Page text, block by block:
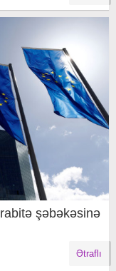
şəbəkəsinə
Ətraflı